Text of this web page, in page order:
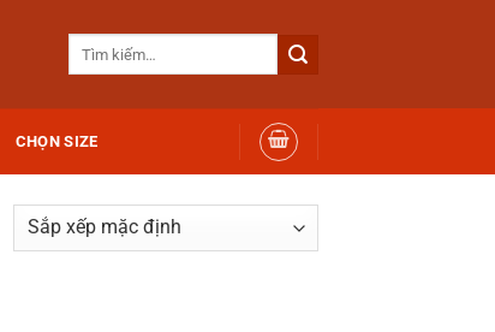
CHỌN SIZE